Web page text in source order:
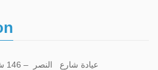
عيادة شارع النصر – 146 ش النصر أعلى صيدلية البقلاوى